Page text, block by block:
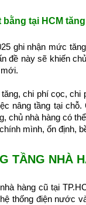
tại HCM
ghi nhận mức
đề này sẽ khiến
tăng, chi phí cọc,
nâng tầng tại
chủ nhà hàng có
mình, ổn định,
TẦNG NHÀ
hàng cũ tại
thống điện nước